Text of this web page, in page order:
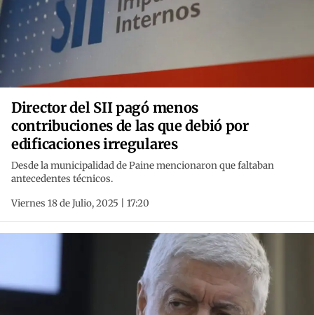
Director del SII pagó menos
contribuciones de las que debió por
edificaciones irregulares
Desde la municipalidad de Paine mencionaron que faltaban
antecedentes técnicos.
Viernes 18 de Julio, 2025 | 17:20